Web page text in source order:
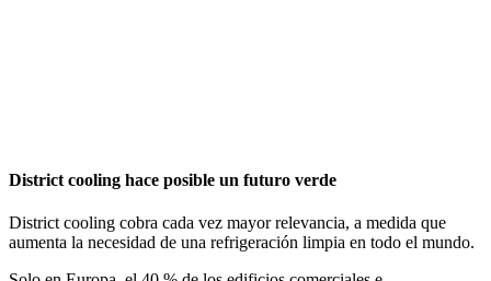
District cooling hace posible un futuro verde
District cooling cobra cada vez mayor relevancia, a medida que
aumenta la necesidad de una refrigeración limpia en todo el mundo.